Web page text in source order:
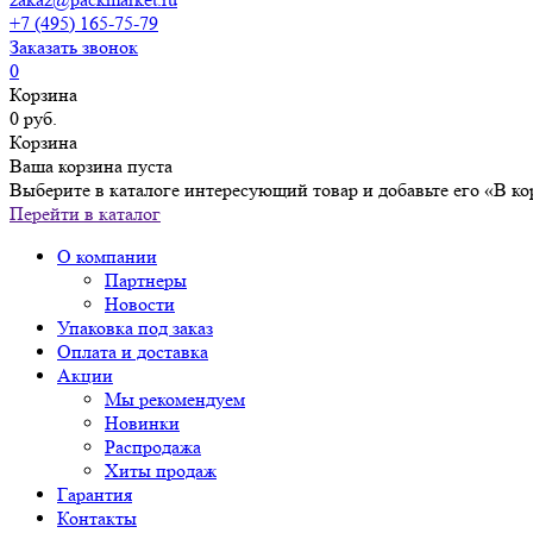
+7 (495) 165-75-79
Заказать звонок
0
Корзина
0 руб.
Корзина
Ваша корзина пуста
Выберите в каталоге интересующий товар и добавьте его «В
Перейти в каталог
О компании
Партнеры
Новости
Упаковка под заказ
Оплата и доставка
Акции
Мы рекомендуем
Новинки
Распродажа
Хиты продаж
Гарантия
Контакты